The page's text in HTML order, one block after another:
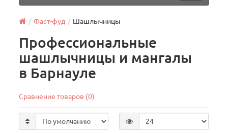
Фаст-фуд Шашлычницы
Профессиональные
шашлычницы и мангалы
в Барнауле
Сравнение товаров (0)